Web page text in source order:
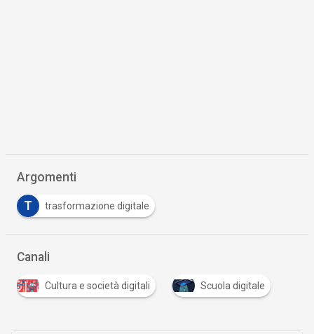
Argomenti
T trasformazione digitale
Canali
Cultura e società digitali Scuola digitale